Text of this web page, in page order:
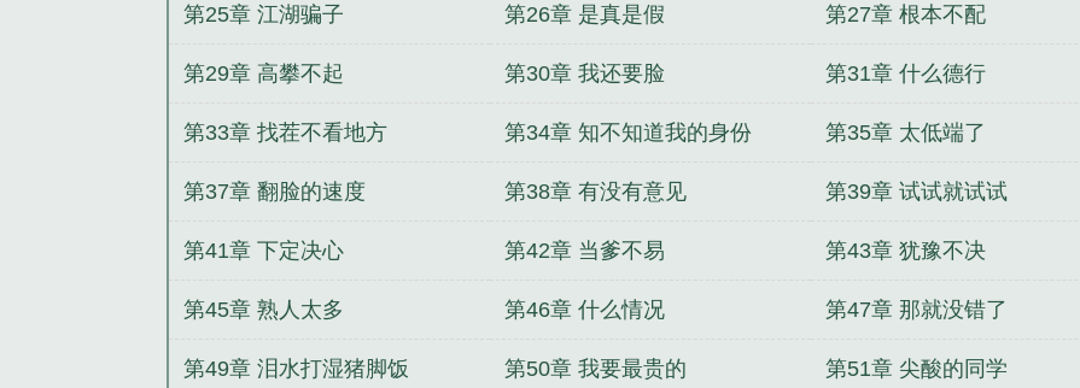
第25章 江湖骗子 第26章 是真是假 第27章 根本不配
第29章 高攀不起 第30章 我还要脸 第31章 什么德行
第33章 找茬不看地方 第34章 知不知道我的身份 第35章 太低端了
第37章 翻脸的速度 第38章 有没有意见 第39章 试试就试试
第41章 下定决心 第42章 当爹不易 第43章 犹豫不决
第45章 熟人太多 第46章 什么情况 第47章 那就没错了
第49章 泪水打湿猪脚饭 第50章 我要最贵的 第51章 尖酸的同学